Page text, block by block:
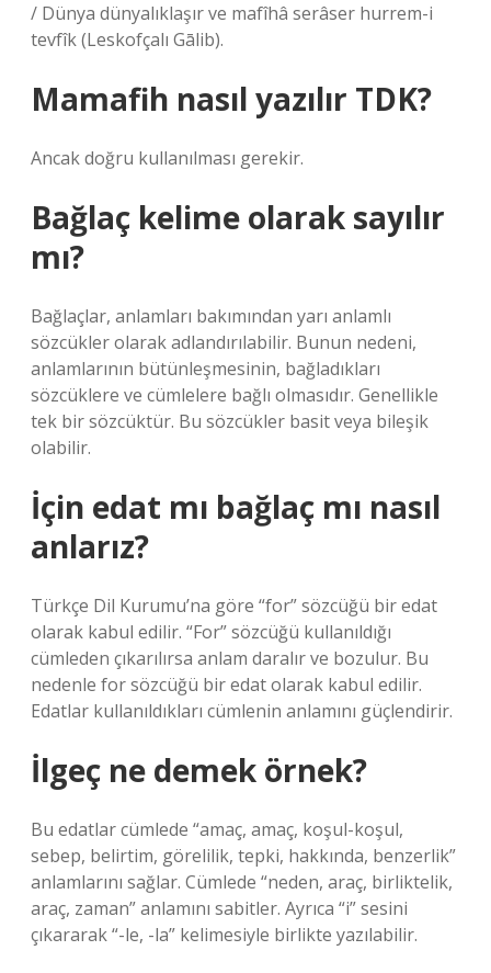
/ Dünya dünyalıklaşır ve mafîhâ serâser hurrem-i
tevfîk (Leskofçalı Gālib).
Mamafih nasıl yazılır TDK?
Ancak doğru kullanılması gerekir.
Bağlaç kelime olarak sayılır
mı?
Bağlaçlar, anlamları bakımından yarı anlamlı
sözcükler olarak adlandırılabilir. Bunun nedeni,
anlamlarının bütünleşmesinin, bağladıkları
sözcüklere ve cümlelere bağlı olmasıdır. Genellikle
tek bir sözcüktür. Bu sözcükler basit veya bileşik
olabilir.
İçin edat mı bağlaç mı nasıl
anlarız?
Türkçe Dil Kurumu’na göre “for” sözcüğü bir edat
olarak kabul edilir. “For” sözcüğü kullanıldığı
cümleden çıkarılırsa anlam daralır ve bozulur. Bu
nedenle for sözcüğü bir edat olarak kabul edilir.
Edatlar kullanıldıkları cümlenin anlamını güçlendirir.
İlgeç ne demek örnek?
Bu edatlar cümlede “amaç, amaç, koşul-koşul,
sebep, belirtim, görelilik, tepki, hakkında, benzerlik”
anlamlarını sağlar. Cümlede “neden, araç, birliktelik,
araç, zaman” anlamını sabitler. Ayrıca “i” sesini
çıkararak “-le, -la” kelimesiyle birlikte yazılabilir.